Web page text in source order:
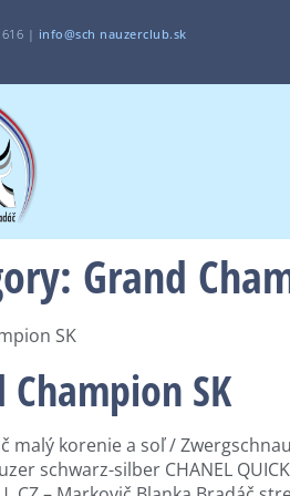
616 | info@sch nauzerclub.sk
Grand
SK
Champion SK
malý korenie a soľ /
schwarz-silber CHANEL